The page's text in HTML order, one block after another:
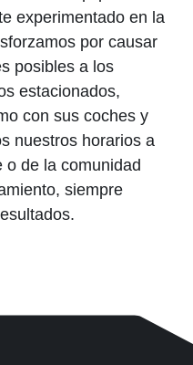
experimentado en la
por causar
posibles a los
estacionados,
con sus coches y
nuestros horarios a
o de la comunidad
siempre